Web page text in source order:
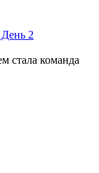
2
стала команда